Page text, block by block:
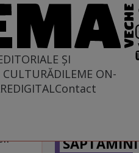
ȘI
DILEME ON-
DIGITALContact